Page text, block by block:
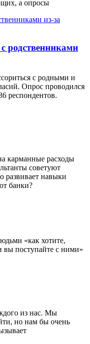
а опросы
родственниками
с родными и
Опрос проводился
респондентов.
карманные расходы
советуют
развивает навыки
банки?
«как хотите,
вы поступайте с ними»
из нас. Мы
но нам бы очень